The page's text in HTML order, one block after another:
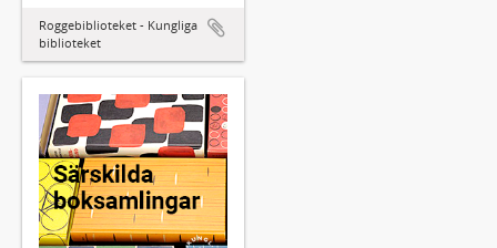
Roggebiblioteket - Kungliga
biblioteket